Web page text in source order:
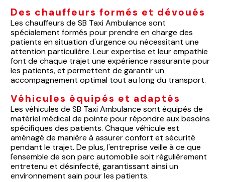
Des chauffeurs formés et dévoués
Les chauffeurs de SB Taxi Ambulance sont
spécialement formés pour prendre en charge des
patients en situation d'urgence ou nécessitant une
attention particulière. Leur expertise et leur empathie
font de chaque trajet une expérience rassurante pour
les patients, et permettent de garantir un
accompagnement optimal tout au long du transport.
Véhicules équipés et adaptés
Les véhicules de SB Taxi Ambulance sont équipés de
matériel médical de pointe pour répondre aux besoins
spécifiques des patients. Chaque véhicule est
aménagé de manière à assurer confort et sécurité
pendant le trajet. De plus, l'entreprise veille à ce que
l'ensemble de son parc automobile soit régulièrement
entretenu et désinfecté, garantissant ainsi un
environnement sain pour les patients.